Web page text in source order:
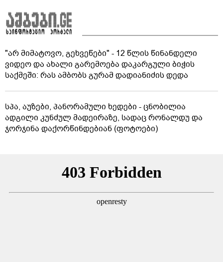
"არ მიმატოვო, გეხვეწები" - 12 წლის წინანდელი
ვიდეო და ახალი გარემოება დაკარგული ბიჭის
საქმეში: რას ამბობს გურამ დადიანიძის დედა
სპა, აუზები, პანორამული ხედები - ცნობილია
ადგილი კუნძულ მადეირაზე, სადაც რონალდუ და
ჯორჯინა დაქორწინდებიან (ფოტოები)